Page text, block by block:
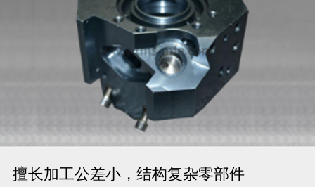
擅长加工公差小，结构复杂零部件